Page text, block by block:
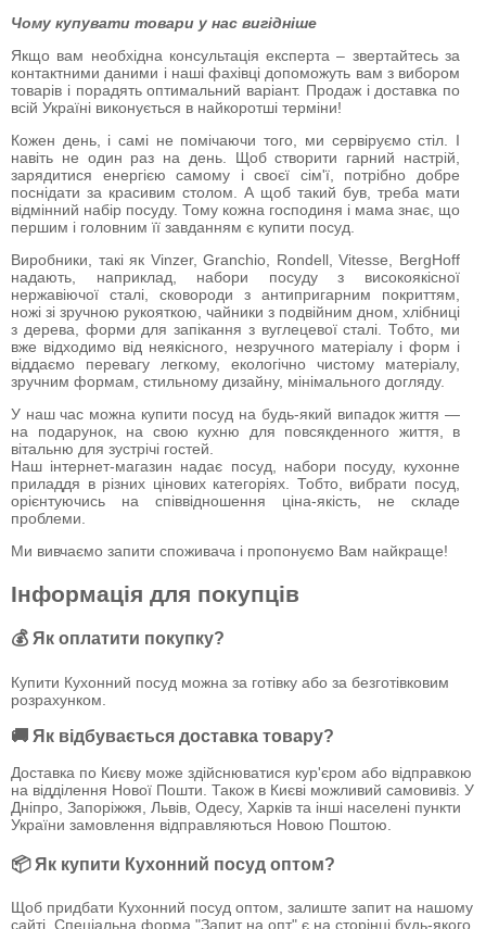
Чому купувати товари у нас вигідніше
Якщо вам необхідна консультація експерта – звертайтесь за
контактними даними і наші фахівці допоможуть вам з вибором
товарів і порадять оптимальний варіант. Продаж і доставка по
всій Україні виконується в найкоротші терміни!
Кожен день, і самі не помічаючи того, ми сервіруємо стіл. І
навіть не один раз на день. Щоб створити гарний настрій,
зарядитися енергією самому і своєї сім'ї, потрібно добре
поснідати за красивим столом. А щоб такий був, треба мати
відмінний набір посуду. Тому кожна господиня і мама знає, що
першим і головним її завданням є купити посуд.
Виробники, такі як Vinzer, Granchio, Rondell, Vitesse, BergHoff
надають, наприклад, набори посуду з високоякісної
нержавіючої сталі, сковороди з антипригарним покриттям,
ножі зі зручною рукояткою, чайники з подвійним дном, хлібниці
з дерева, форми для запікання з вуглецевої сталі. Тобто, ми
вже відходимо від неякісного, незручного матеріалу і форм і
віддаємо перевагу легкому, екологічно чистому матеріалу,
зручним формам, стильному дизайну, мінімального догляду.
У наш час можна купити посуд на будь-який випадок життя —
на подарунок, на свою кухню для повсякденного життя, в
вітальню для зустрічі гостей.
Наш інтернет-магазин надає посуд, набори посуду, кухонне
приладдя в різних цінових категоріях. Тобто, вибрати посуд,
орієнтуючись на співвідношення ціна-якість, не складе
проблеми.
Ми вивчаємо запити споживача і пропонуємо Вам найкраще!
Інформація для покупців
💰 Як оплатити покупку?
Купити Кухонний посуд можна за готівку або за безготівковим
розрахунком.
🚚 Як відбувається доставка товару?
Доставка по Києву може здійснюватися кур'єром або відправкою
на відділення Нової Пошти. Також в Києві можливий самовивіз. У
Дніпро, Запоріжжя, Львів, Одесу, Харків та інші населені пункти
України замовлення відправляються Новою Поштою.
📦 Як купити Кухонний посуд оптом?
Щоб придбати Кухонний посуд оптом, залиште запит на нашому
сайті. Спеціальна форма "Запит на опт" є на сторінці будь-якого